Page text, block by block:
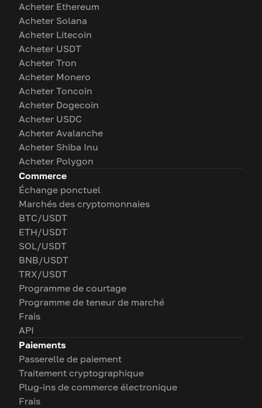
Acheter Ethereum
Acheter Solana
Acheter Litecoin
Acheter USDT
Acheter Tron
Acheter Monero
Acheter Toncoin
Acheter Dogecoin
Acheter USDC
Acheter Avalanche
Acheter Shiba Inu
Acheter Polygon
Commerce
Échange ponctuel
Marchés des cryptomonnaies
BTC/USDT
ETH/USDT
SOL/USDT
BNB/USDT
TRX/USDT
Programme de courtage
Programme de teneur de marché
Frais
API
Paiements
Passerelle de paiement
Traitement cryptographique
Plug-ins de commerce électronique
Frais